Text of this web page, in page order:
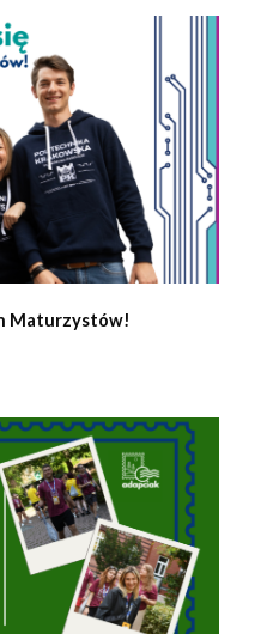
Maturzystów!